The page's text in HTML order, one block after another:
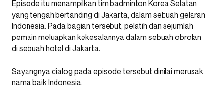
Episode itu menampilkan tim badminton Korea Selatan
yang tengah bertanding di Jakarta, dalam sebuah gelaran
Indonesia. Pada bagian tersebut, pelatih dan sejumlah
pemain meluapkan kekesalannya dalam sebuah obrolan
di sebuah hotel di Jakarta.
Sayangnya dialog pada episode tersebut dinilai merusak
nama baik Indonesia.